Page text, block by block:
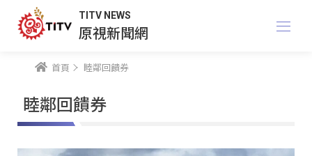
TITV NEWS
原視新聞網
首頁 睦鄰回饋券
睦鄰回饋券